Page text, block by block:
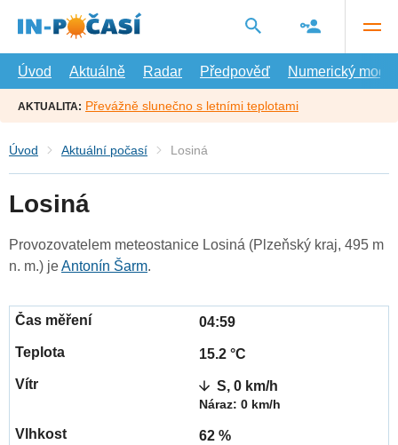
hlavní
Úvod
Aktuálně Radar Předpověď Numerický model
AKTUALITA: Převážně slunečno s letními teplotami
Úvod Aktuální počasí Losiná
Losiná
Provozovatelem meteostanice Losiná (Plzeňský kraj, 495 m
n. m.) jeAntonín Šarm.
04:59
15.2 °C
S, 0 km/h
Náraz: 0 km/h
62 %